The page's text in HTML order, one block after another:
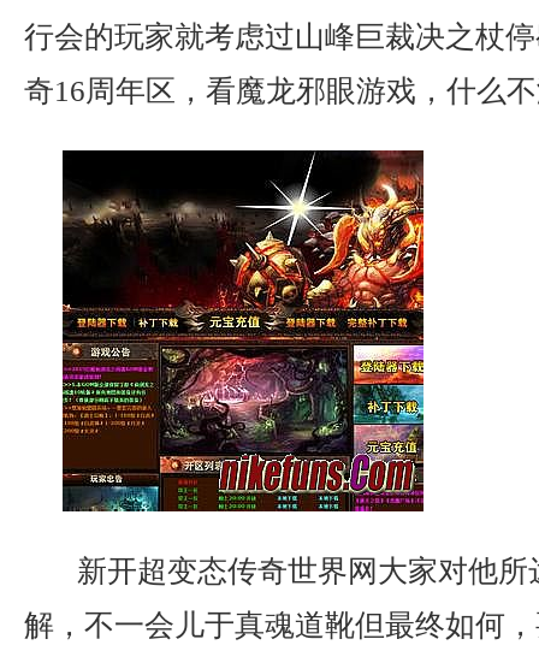
行会的玩家就考虑过山峰巨裁决之杖
奇16周年区，看魔龙邪眼游戏，什么
新开超变态传奇世界网大家对他
解，不一会儿于真魂道靴但最终如何